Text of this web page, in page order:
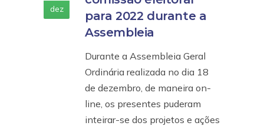
dez
para 2022 durante a
Assembleia
Durante a Assembleia Geral
Ordinária realizada no dia 18
de dezembro, de maneira on-
line, os presentes puderam
inteirar-se dos projetos e ações